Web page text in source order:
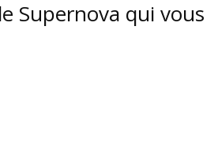
Supernova qui vous